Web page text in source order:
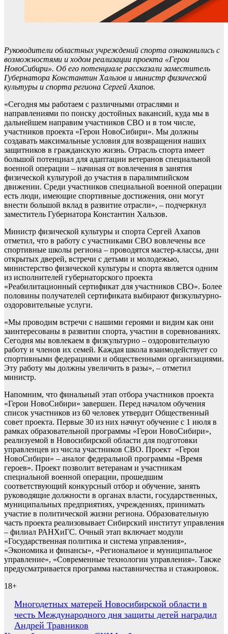
Руководители областных учреждений спорта ознакомились с
возможностями и ходом реализации проекта «Герои
НовоСибири». Об его потенциале рассказали заместитель
Губернатора Константин Хальзов и министр физической
культуры и спорта региона Сергей Ахапов.
«Сегодня мы работаем с различными отраслями и
направлениями по поиску достойных вакансий, куда мы в
дальнейшем направим участников СВО и в том числе,
участников проекта «Герои НовоСибири». Мы должны
создавать максимальные условия для возвращения наших
защитников в гражданскую жизнь. Отрасль спорта имеет
большой потенциал для адаптации ветеранов специальной
военной операции – начиная от вовлечения в занятия
физической культурой до участия в паралимпийском
движении. Среди участников специальной военной операции
есть люди, имеющие спортивные достижения, они могут
внести большой вклад в развитие отрасли», – подчеркнул
заместитель Губернатора Константин Хальзов.
Министр физической культуры и спорта Сергей Ахапов
отметил, что в работу с участниками СВО вовлечены все
спортивные школы региона – проводятся мастер-классы, дни
открытых дверей, встречи с детьми и молодежью,
министерство физической культуры и спорта является одним
из исполнителей губернаторского проекта
«Реабилитационный сертификат для участников СВО». Более
половины получателей сертификата выбирают физкультурно-
оздоровительные услуги.
«Мы проводим встречи с нашими героями и видим как они
заинтересованы в развитии спорта, участии в соревнованиях.
Сегодня мы вовлекаем в физкультурно – оздоровительную
работу и членов их семей. Каждая школа взаимодействует со
спортивными федерациями и общественными организациями.
Эту работу мы должны увеличить в разы», – отметил
министр.
Напомним, что финальный этап отбора участников проекта
«Герои НовоСибири» завершен. Перед началом обучения
список участников из 60 человек утвердит Общественный
совет проекта. Первые 30 из них начнут обучение с 1 июля в
рамках образовательной программы «Герои НовоСибири»,
реализуемой в Новосибирской области для подготовки
управленцев из числа участников СВО. Проект «Герои
НовоСибири» – аналог федеральной программы «Время
героев». Проект позволит ветеранам и участникам
специальной военной операции, прошедшим
соответствующий конкурсный отбор и обучение, занять
руководящие должности в органах власти, государственных,
муниципальных предприятиях, учреждениях, принимать
участие в политической жизни региона. Образовательную
часть проекта реализовывает Сибирский институт управления
– филиал РАНХиГС. Очный этап включает модули
«Государственная политика и система управления»,
«Экономика и финансы», «Региональное и муниципальное
управление», «Современные технологии управления». Также
предусматривается программа наставничества и стажировок.
18+
Навигация
по
Многодетных матерей Новосибирской области в
честь Международного дня защиты детей наградил
Андрей Травников